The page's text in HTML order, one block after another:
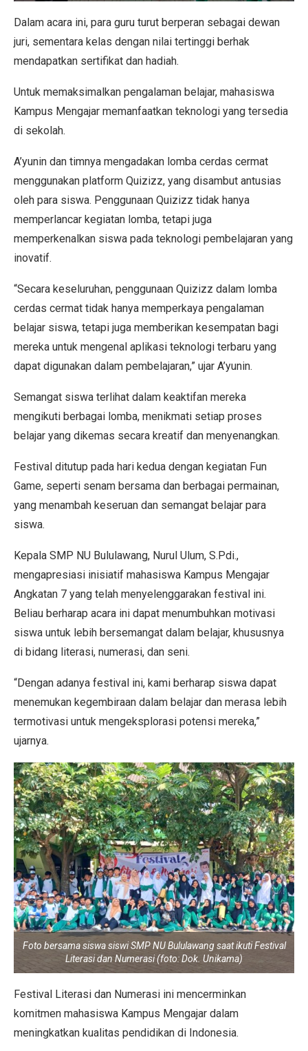
Dalam acara ini, para guru turut berperan sebagai dewan
juri, sementara kelas dengan nilai tertinggi berhak
mendapatkan sertifikat dan hadiah.
Untuk memaksimalkan pengalaman belajar, mahasiswa
Kampus Mengajar memanfaatkan teknologi yang tersedia
di sekolah.
A’yunin dan timnya mengadakan lomba cerdas cermat
menggunakan platform Quizizz, yang disambut antusias
oleh para siswa. Penggunaan Quizizz tidak hanya
memperlancar kegiatan lomba, tetapi juga
memperkenalkan siswa pada teknologi pembelajaran yang
inovatif.
“Secara keseluruhan, penggunaan Quizizz dalam lomba
cerdas cermat tidak hanya memperkaya pengalaman
belajar siswa, tetapi juga memberikan kesempatan bagi
mereka untuk mengenal aplikasi teknologi terbaru yang
dapat digunakan dalam pembelajaran,” ujar A’yunin.
Semangat siswa terlihat dalam keaktifan mereka
mengikuti berbagai lomba, menikmati setiap proses
belajar yang dikemas secara kreatif dan menyenangkan.
Festival ditutup pada hari kedua dengan kegiatan Fun
Game, seperti senam bersama dan berbagai permainan,
yang menambah keseruan dan semangat belajar para
siswa.
Kepala SMP NU Bululawang, Nurul Ulum, S.Pdi.,
mengapresiasi inisiatif mahasiswa Kampus Mengajar
Angkatan 7 yang telah menyelenggarakan festival ini.
Beliau berharap acara ini dapat menumbuhkan motivasi
siswa untuk lebih bersemangat dalam belajar, khususnya
di bidang literasi, numerasi, dan seni.
“Dengan adanya festival ini, kami berharap siswa dapat
menemukan kegembiraan dalam belajar dan merasa lebih
termotivasi untuk mengeksplorasi potensi mereka,”
ujarnya.
Foto bersama siswa siswi SMP NU Bululawang saat ikuti Festival
Literasi dan Numerasi (foto: Dok. Unikama)
Festival Literasi dan Numerasi ini mencerminkan
komitmen mahasiswa Kampus Mengajar dalam
meningkatkan kualitas pendidikan di Indonesia.